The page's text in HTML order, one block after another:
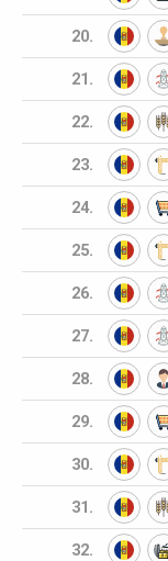
20.
21.
22.
23.
24.
25.
26.
27.
28.
29.
30.
31.
32.